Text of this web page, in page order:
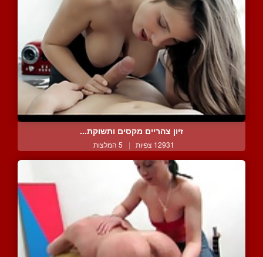
זיון צהריים מקסים ותשוקת...
12931 צפיות | 5 המלצות